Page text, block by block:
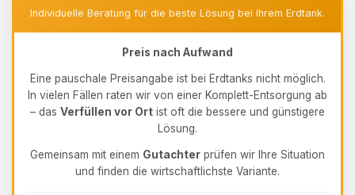
Individuelle Beratung für die beste Lösung bei Ihrem Erdtank.
Preis nach Aufwand
Eine pauschale Preisangabe ist bei Erdtanks nicht möglich.
In vielen Fällen raten wir von einer Komplett-Entsorgung ab
– das Verfüllen vor Ort ist oft die bessere und günstigere
Lösung.
Gemeinsam mit einem Gutachter prüfen wir Ihre Situation
und finden die wirtschaftlichste Variante.